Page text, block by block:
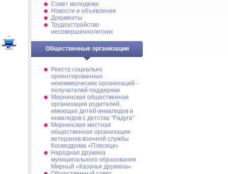
Совет молодежи
Новости и объявления
Документы
Трудоустройство
несовершеннолетних
Общественные организации
Реестр социально
ориентированных
некоммерческих организаций -
получателей поддержки
Мирнинская общественная
организация родителей,
имеющих детей-инвалидов и
инвалидов с детства "Радуга"
Мирнинская местная
общественная организация
ветеранов военной службы
Космодрома «Плесецк»
Народная дружина
муниципального образования
Мирный «Казачья дружина»